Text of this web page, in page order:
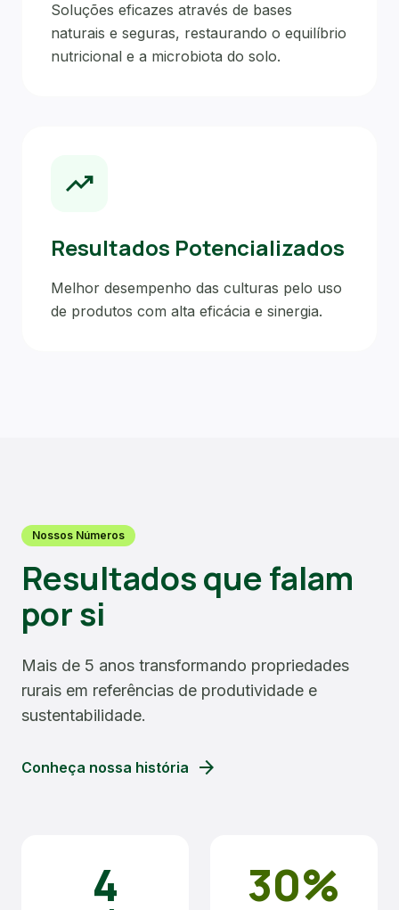
Soluções eficazes através de bases
naturais e seguras, restaurando o equilíbrio
nutricional e a microbiota do solo.
trending_up
Resultados Potencializados
Melhor desempenho das culturas pelo uso
de produtos com alta eficácia e sinergia.
Nossos Números
Resultados que falam
por si
Mais de 5 anos transformando propriedades
rurais em referências de produtividade e
sustentabilidade.
Conheça nossa história arrow_forward
4 30%